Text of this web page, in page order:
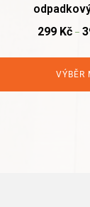
299 Kč–
VÝBĚR